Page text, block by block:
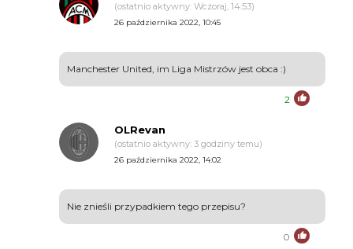
(ostatnio aktywny: Wczoraj, 14:53)
26 października 2022, 10:45
Manchester United, im Liga Mistrzów jest obca :)
2
OLRevan
(ostatnio aktywny: 3 godziny temu)
26 października 2022, 14:02
Nie znieśli przypadkiem tego przepisu?
0